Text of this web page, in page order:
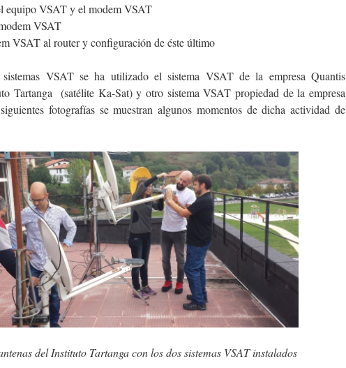
equipo VSAT y el modem VSAT
VSAT
VSAT al router y configuración de éste último
VSAT se ha utilizado el sistema VSAT de la empresa Quantis
Tartanga (satélite Ka-Sat) y otro sistema VSAT propiedad de la empresa
fotografías se muestran algunos momentos de dicha actividad de
del Instituto Tartanga con los dos sistemas VSAT instalados